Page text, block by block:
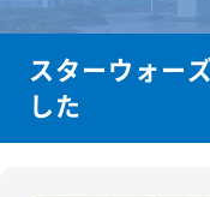
スターウォー
した